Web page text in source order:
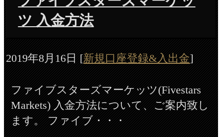
ツ 入金方法
2019年8月16日[新規口座登録&入出金]
ファイブスターズマーケッツ(Fivestars
Markets) 入金方法について、ご案内致し
ます。 ファイブ・・・